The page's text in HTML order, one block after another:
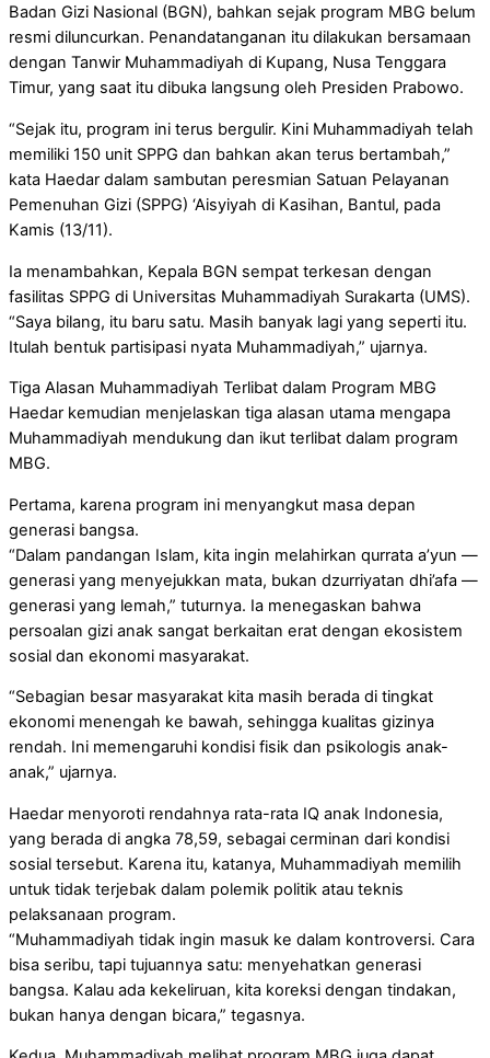
Badan Gizi Nasional (BGN), bahkan sejak program MBG belum
resmi diluncurkan. Penandatanganan itu dilakukan bersamaan
dengan Tanwir Muhammadiyah di Kupang, Nusa Tenggara
Timur, yang saat itu dibuka langsung oleh Presiden Prabowo.
“Sejak itu, program ini terus bergulir. Kini Muhammadiyah telah
memiliki 150 unit SPPG dan bahkan akan terus bertambah,”
kata Haedar dalam sambutan peresmian Satuan Pelayanan
Pemenuhan Gizi (SPPG) ‘Aisyiyah di Kasihan, Bantul, pada
Kamis (13/11).
Ia menambahkan, Kepala BGN sempat terkesan dengan
fasilitas SPPG di Universitas Muhammadiyah Surakarta (UMS).
“Saya bilang, itu baru satu. Masih banyak lagi yang seperti itu.
Itulah bentuk partisipasi nyata Muhammadiyah,” ujarnya.
Tiga Alasan Muhammadiyah Terlibat dalam Program MBG
Haedar kemudian menjelaskan tiga alasan utama mengapa
Muhammadiyah mendukung dan ikut terlibat dalam program
MBG.
Pertama, karena program ini menyangkut masa depan
generasi bangsa.
“Dalam pandangan Islam, kita ingin melahirkan qurrata a’yun —
generasi yang menyejukkan mata, bukan dzurriyatan dhi’afa —
generasi yang lemah,” tuturnya. Ia menegaskan bahwa
persoalan gizi anak sangat berkaitan erat dengan ekosistem
sosial dan ekonomi masyarakat.
“Sebagian besar masyarakat kita masih berada di tingkat
ekonomi menengah ke bawah, sehingga kualitas gizinya
rendah. Ini memengaruhi kondisi fisik dan psikologis anak-
anak,” ujarnya.
Haedar menyoroti rendahnya rata-rata IQ anak Indonesia,
yang berada di angka 78,59, sebagai cerminan dari kondisi
sosial tersebut. Karena itu, katanya, Muhammadiyah memilih
untuk tidak terjebak dalam polemik politik atau teknis
pelaksanaan program.
“Muhammadiyah tidak ingin masuk ke dalam kontroversi. Cara
bisa seribu, tapi tujuannya satu: menyehatkan generasi
bangsa. Kalau ada kekeliruan, kita koreksi dengan tindakan,
bukan hanya dengan bicara,” tegasnya.